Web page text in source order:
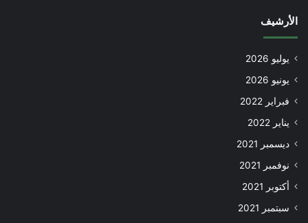
الأرشيف
يوليو 2026
يونيو 2026
فبراير 2022
يناير 2022
ديسمبر 2021
نوفمبر 2021
أكتوبر 2021
سبتمبر 2021